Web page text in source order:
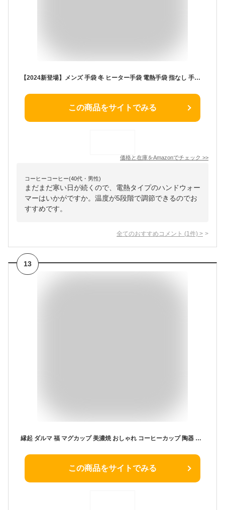
【2024新登場】メンズ 手袋 冬 ヒーター手袋 電熱手袋 指なし 手袋 グローブ usb 充電式 両面発熱 5段階調温 3000mAh 薄手 高い伸縮性 滑り止め 作業用 パソコン バイク ゲーム 誕生日 クリスマス プレゼント 男女兼用 フリーサイズ (ブラック)
この商品をサイトでみる
価格と在庫をAmazonでチェック >>
コーヒーコーヒー(40代・男性)
まだまだ寒い日が続くので、電熱タイプのハンドウォー
マーはいかがですか。温度が5段階で調節できるのでお
すすめです。
全てのおすすめコメント (1 件) >
13
縁起 ダルマ 福 マグカップ 美濃焼 おしゃれ コーヒーカップ 陶器 かわいい 日本製 330ml 大きい コップ 赤 白 達磨 ダルマカップ 健康運 仕事運 合格祈願 受験生 応援 ギフト プレゼント
この商品をサイトでみる